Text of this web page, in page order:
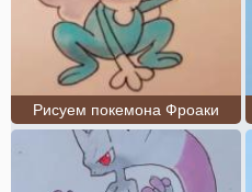
Рисуем покемона Фроаки